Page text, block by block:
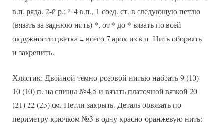
в.п. ряда. 2-й р.: * 4 в.п., 1 соед. ст. в следующую петлю
(вязать за заднюю нить) *, от * до * вязать по всей
окружности цветка = всего 7 арок из в.п. Нить оборвать
и закрепить.
Хлястик: Двойной темно-розовой нитью набрать 9 (10)
10 (10) п. на спицы №4,5 и вязать платочной вязкой 20
(21) 22 (23) см. Петли закрыть. Деталь обвязать по
периметру крючком №3 в одну красно-оранжевую нить: